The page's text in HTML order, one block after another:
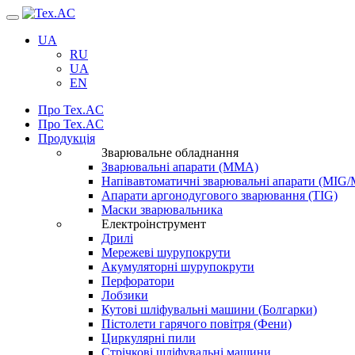
Навігація
UA
RU
UA
EN
Про Tex.AC
Про Tex.AC
Продукція
Зварювальне обладнання
Зварювальні апарати (ММА)
Напівавтоматичні зварювальні апарати
Апарати аргонодугового зварювання (TIG)
Маски зварювальника
Електроінструмент
Дрилі
Мережеві шурупокрути
Акумуляторні шурупокрути
Перфоратори
Лобзики
Кутові шліфувальні машини (Болгарки)
Пістолети гарячого повітря (Фени)
Циркулярні пили
Стрічкові шліфувальні машини